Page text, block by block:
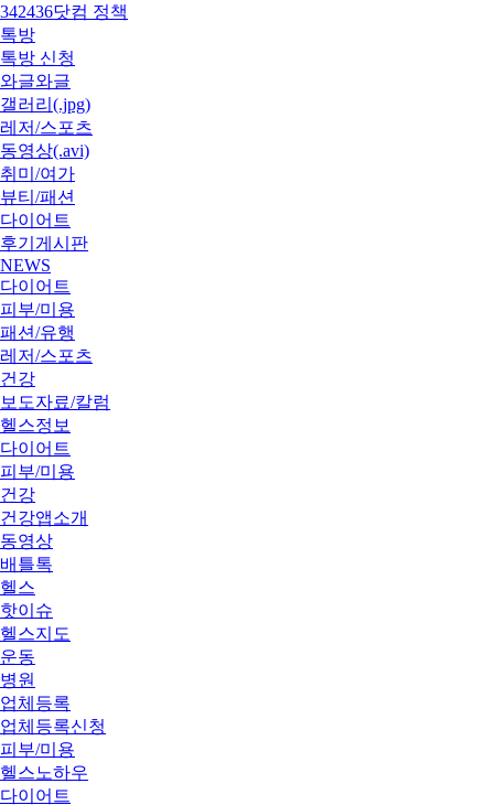
342436닷컴 정책
톡방
톡방 신청
와글와글
갤러리(.jpg)
레저/스포츠
동영상(.avi)
취미/여가
뷰티/패션
다이어트
후기게시판
NEWS
다이어트
피부/미용
패션/유행
레저/스포츠
건강
보도자료/칼럼
헬스정보
다이어트
피부/미용
건강
건강앱소개
동영상
배틀톡
헬스
핫이슈
헬스지도
운동
병원
업체등록
업체등록신청
피부/미용
헬스노하우
다이어트